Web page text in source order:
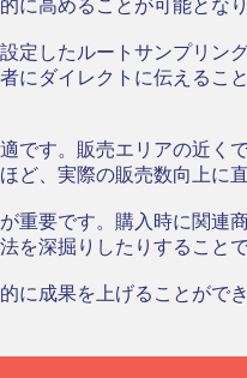
に高めることが可能となり
したルートサンプリ
ダイレクトに伝える
です。販売エリアの近
ど、実際の販売数向上に直
重要です。購入時に関
深掘りしたりすること
成果を上げることが